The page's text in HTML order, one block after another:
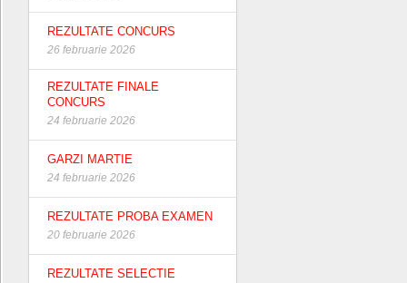
REZULTATE CONCURS
26 februarie 2026
REZULTATE FINALE
CONCURS
24 februarie 2026
GARZI MARTIE
24 februarie 2026
REZULTATE PROBA EXAMEN
20 februarie 2026
REZULTATE SELECTIE